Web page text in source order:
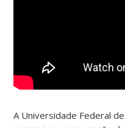
A Universidade Federal de